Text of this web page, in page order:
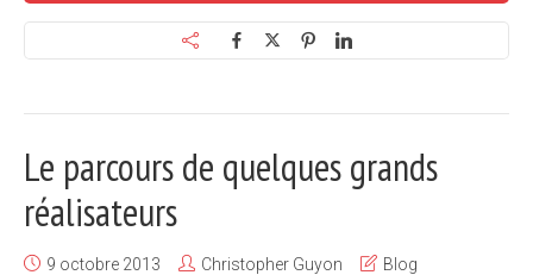
Le parcours de quelques grands
réalisateurs
9 octobre 2013 Christopher Guyon
Blog